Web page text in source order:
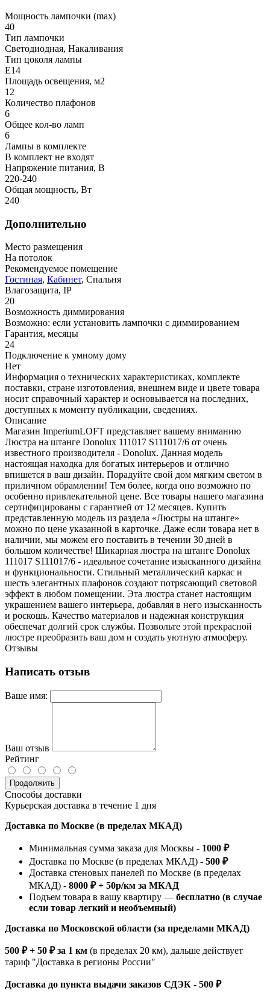
Мощность лампочки (max)
40
Тип лампочки
Светодиодная, Накаливания
Тип цоколя лампы
E14
Площадь освещения, м2
12
Количество плафонов
6
Общее кол-во ламп
6
Лампы в комплекте
В комплект не входят
Напряжение питания, В
220-240
Общая мощность, Вт
240
Дополнительно
Место размещения
На потолок
Рекомендуемое помещение
Гостиная, Кабинет, Спальня
Влагозащита, IP
20
Возможность диммирования
Возможно: если установить лампочки с диммированием
Гарантия, месяцы
24
Подключение к умному дому
Нет
Информация о технических характеристиках, комплекте
поставки, стране изготовления, внешнем виде и цвете товара
носит справочный характер и основывается на последних,
доступных к моменту публикации, сведениях.
Описание
Магазин ImperiumLOFT представляет вашему вниманию
Люстра на штанге Donolux 111017 S111017/6 от очень
известного производителя - Donolux. Данная модель
настоящая находка для богатых интерьеров и отлично
впишется в ваш дизайн. Порадуйте свой дом мягким светом в
приличном обрамлении! Тем более, когда оно возможно по
особенно привлекательной цене. Все товары нашего магазина
сертифицированы с гарантией от 12 месяцев. Купить
представленную модель из раздела «Люстры на штанге»
можно по цене указанной в карточке. Даже если товара нет в
наличии, мы можем его поставить в течении 30 дней в
большом количестве! Шикарная люстра на штанге Donolux
111017 S111017/6 - идеальное сочетание изысканного дизайна
и функциональности. Стильный металлический каркас и
шесть элегантных плафонов создают потрясающий световой
эффект в любом помещении. Эта люстра станет настоящим
украшением вашего интерьера, добавляя в него изысканность
и роскошь. Качество материалов и надежная конструкция
обеспечат долгий срок службы. Позвольте этой прекрасной
люстре преобразить ваш дом и создать уютную атмосферу.
Отзывы
Написать отзыв
Ваше имя:
Ваш отзыв
Рейтинг
Продолжить
Способы доставки
Курьерская доставка в течение 1 дня
Доставка по Москве (в пределах МКАД)
Минимальная сумма заказа для Москвы - 1000 ₽
Доставка по Москве (в пределах МКАД) - 500 ₽
Доставка стеновых панелей по Москве (в пределах
МКАД) - 8000 ₽ + 50р/км за МКАД
Подъем товара в вашу квартиру — бесплатно (в случае
если товар легкий и необъемный)
Доставка по Московской области (за пределами МКАД)
500 ₽ + 50 ₽ за 1 км (в пределах 20 км), дальше действует
тариф "Доставка в регионы России"
Доставка до пункта выдачи заказов СДЭК - 500 ₽